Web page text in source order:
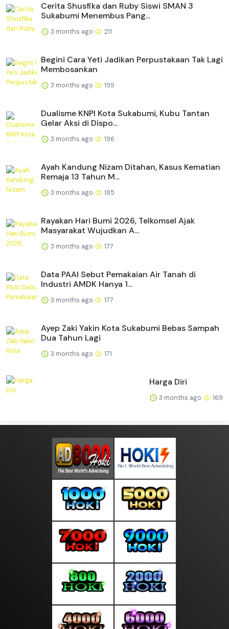
Cerita Shusfika dan Ruby Siswi SMAN 3
Sukabumi Menembus Pang...
3 months ago 211
Begini Cara Yeti Jadikan Perpustakaan Tak Lagi
Membosankan
3 months ago 199
Dualisme KNPI Kota Sukabumi, Kubu Tantan
Gelar Aksi di Dispo...
3 months ago 196
Ayah Kandung Nizam Ditahan, Kasus Kematian
Remaja 13 Tahun M...
3 months ago 185
Rayakan Hari Bumi 2026, Telkomsel Ajak
Masyarakat Wujudkan A...
3 months ago 177
Data PAAI Sebut Pemakaian Air Tanah di
Industri AMDK Hanya 1...
3 months ago 177
Ayep Zaki Yakin Kota Sukabumi Bebas Sampah
Dua Tahun Lagi
3 months ago 171
Harga Diri
3 months ago 169